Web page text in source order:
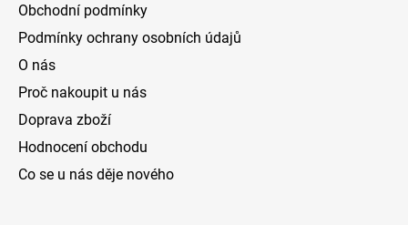
Obchodní podmínky
Podmínky ochrany osobních údajů
O nás
Proč nakoupit u nás
Doprava zboží
Hodnocení obchodu
Co se u nás děje nového